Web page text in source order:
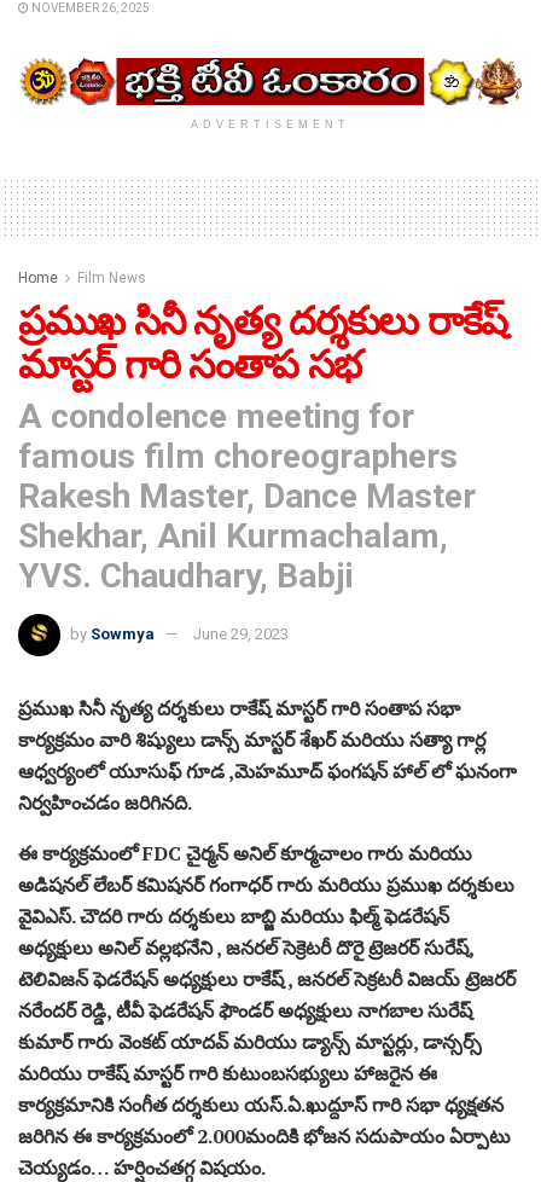
NOVEMBER 26, 2025
ADVERTISEMENT
Home Film News
ప్రముఖ సినీ నృత్య దర్శకులు రాకేష్
మాస్టర్ గారి సంతాప సభ
A condolence meeting for
famous film choreographers
Rakesh Master, Dance Master
Shekhar, Anil Kurmachalam,
YVS. Chaudhary, Babji
by Sowmya June 29, 2023
ప్రముఖ సినీ నృత్య దర్శకులు రాకేష్ మాస్టర్ గారి సంతాప సభా
కార్యక్రమం వారి శిష్యులు డాన్స్ మాస్టర్ శేఖర్ మరియు సత్యా గార్ల
ఆధ్వర్యంలో యూసుఫ్ గూడ ,మెహమూద్ ఫంగషన్ హాల్ లో ఘనంగా
నిర్వహించడం జరిగినది.
ఈ కార్యక్రమంలో FDC చైర్మన్ అనిల్ కూర్మచాలం గారు మరియు
అడిషనల్ లేబర్ కమిషనర్ గంగాధర్ గారు మరియు ప్రముఖ దర్శకులు
వైవిఎస్. చౌదరి గారు దర్శకులు బాబ్జి మరియు ఫిల్మ్ ఫెడరేషన్
అధ్యక్షులు అనిల్ వల్లభనేని , జనరల్ సెక్రెటరీ దొరై ట్రెజరర్ సురేష్,
టెలివిజన్ ఫెడరేషన్ అధ్యక్షులు రాకేష్ , జనరల్ సెక్రటరీ విజయ్ ట్రెజరర్
నరేందర్ రెడ్డి, టీవీ ఫెడరేషన్ ఫౌండర్ అధ్యక్షులు నాగబాల సురేష్
కుమార్ గారు వెంకట్ యాదవ్ మరియు డ్యాన్స్ మాస్టర్లు, డాన్సర్స్
మరియు రాకేష్ మాస్టర్ గారి కుటుంబసభ్యులు హాజరైన ఈ
కార్యక్రమానికి సంగీత దర్శకులు యస్.ఏ.ఖుద్దూస్ గారి సభా ధ్యక్షతన
జరిగిన ఈ కార్యక్రమంలో 2.000మందికి భోజన సదుపాయం ఏర్పాటు
చెయ్యడం… హర్షించతగ్గ విషయం.